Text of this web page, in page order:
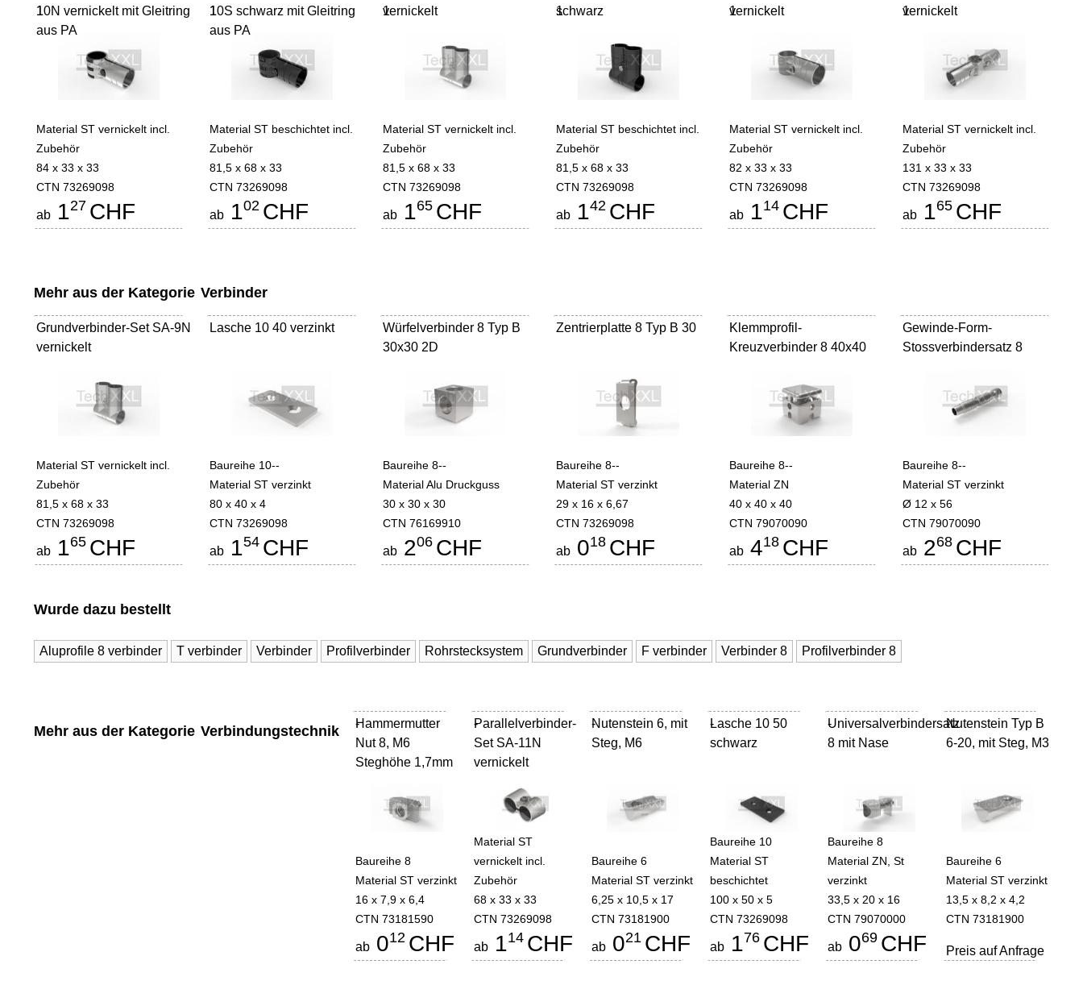
10N vernickelt mit Gleitring
aus PA
1
Material ST vernickelt incl.
Zubehör
84 x 33 x 33
CTN 73269098
ab 127 CHF
10S schwarz mit Gleitring
aus PA
1
Material ST beschichtet incl.
Zubehör
81,5 x 68 x 33
CTN 73269098
ab 102 CHF
vernickelt
1
Material ST vernickelt incl.
Zubehör
81,5 x 68 x 33
CTN 73269098
ab 165 CHF
schwarz
1
Material ST beschichtet incl.
Zubehör
81,5 x 68 x 33
CTN 73269098
ab 142 CHF
vernickelt
1
Material ST vernickelt incl.
Zubehör
82 x 33 x 33
CTN 73269098
ab 114 CHF
vernickelt
1
Material ST vernickelt incl.
Zubehör
131 x 33 x 33
CTN 73269098
ab 165 CHF
Mehr aus der Kategorie Verbinder
Grundverbinder-Set SA-9N
vernickelt
Material ST vernickelt incl.
Zubehör
81,5 x 68 x 33
CTN 73269098
ab 165 CHF
Lasche 10 40 verzinkt
Baureihe 10--
Material ST verzinkt
80 x 40 x 4
CTN 73269098
ab 154 CHF
Würfelverbinder 8 Typ B
30x30 2D
Baureihe 8--
Material Alu Druckguss
30 x 30 x 30
CTN 76169910
ab 206 CHF
Zentrierplatte 8 Typ B 30
Baureihe 8--
Material ST verzinkt
29 x 16 x 6,67
CTN 73269098
ab 018 CHF
Klemmprofil-
Kreuzverbinder 8 40x40
Baureihe 8--
Material ZN
40 x 40 x 40
CTN 79070090
ab 418 CHF
Gewinde-Form-
Stossverbindersatz 8
Baureihe 8--
Material ST verzinkt
Ø 12 x 56
CTN 79070090
ab 268 CHF
Wurde dazu bestellt
Aluprofile 8 verbinder T verbinder Verbinder Profilverbinder Rohrstecksystem Grundverbinder F verbinder Verbinder 8 Profilverbinder 8
Mehr aus der Kategorie Verbindungstechnik
Hammermutter
Nut 8, M6
Steghöhe 1,7mm
-
Baureihe 8
Material ST verzinkt
16 x 7,9 x 6,4
CTN 73181590
ab 012 CHF
Parallelverbinder-
Set SA-11N
vernickelt
-
Material ST
vernickelt incl.
Zubehör
68 x 33 x 33
CTN 73269098
ab114 CHF
Nutenstein 6, mit
Steg, M6
-
Baureihe 6
Material ST verzinkt
6,25 x 10,5 x 17
CTN 73181900
ab 021 CHF
Lasche 10 50
schwarz
-
Baureihe 10
Material ST
beschichtet
100 x 50 x 5
CTN 73269098
ab176 CHF
Universalverbindersatz
8 mit Nase
-
Baureihe 8
Material ZN, St
verzinkt
33,5 x 20 x 16
CTN 79070000
ab 069 CHF
Nutenstein Typ B
6-20, mit Steg, M3
-
Baureihe 6
Material ST verzinkt
13,5 x 8,2 x 4,2
CTN 73181900
Preis auf Anfrage